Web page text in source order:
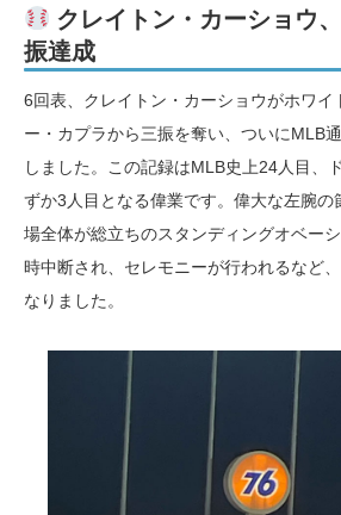
クレイトン・カーショウ
振達成
6回表、クレイトン・カーショウがホワイ
ー・カプラから三振を奪い、ついにMLB
しました。この記録はMLB史上24人目、
ずか3人目となる偉業です。偉大な左腕の
場全体が総立ちのスタンディングオベー
時中断され、セレモニーが行われるなど
なりました。